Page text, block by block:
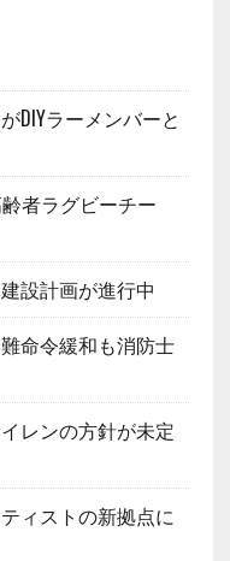
DIYラーメンバーと
者ラグビーチー
設計画が進行中
命令緩和も消防士
レンの方針が未定
ィストの新拠点に